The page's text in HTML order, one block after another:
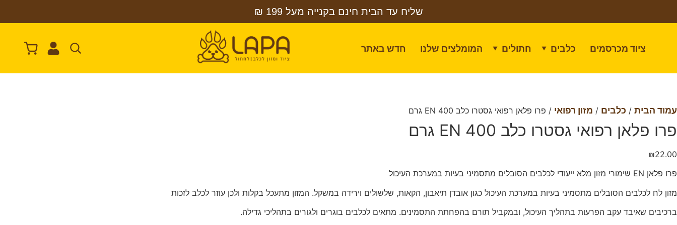
שליח עד הבית חינם בקנייה מעל 199 ₪
ציוד מכרסמים כלבים ▼ חתולים ▼ המומלצים שלנו חדש באתר
עמוד הבית / כלבים / מזון רפואי / פרו פלאן רפואי גסטרו כלב EN 400 גרם
פרו פלאן רפואי גסטרו כלב EN 400 גרם
₪22.00
פרו פלאן EN שימורי מזון מלא ייעודי לכלבים הסובלים מתסמיני בעיות במערכת העיכול
מזון לח לכלבים הסובלים מתסמיני בעיות במערכת העיכול כגון אובדן תיאבון, הקאות, שלשולים וירידה במשקל. המזון מתעכל בקלות ולכן עוזר לכלב לזכות
ברכיבים שאיבד עקב הפרעות בתהליך העיכול, ובמקביל תורם בהפחתת התסמינים. מתאים לכלבים בוגרים ולגורים בתהליכי גדילה.